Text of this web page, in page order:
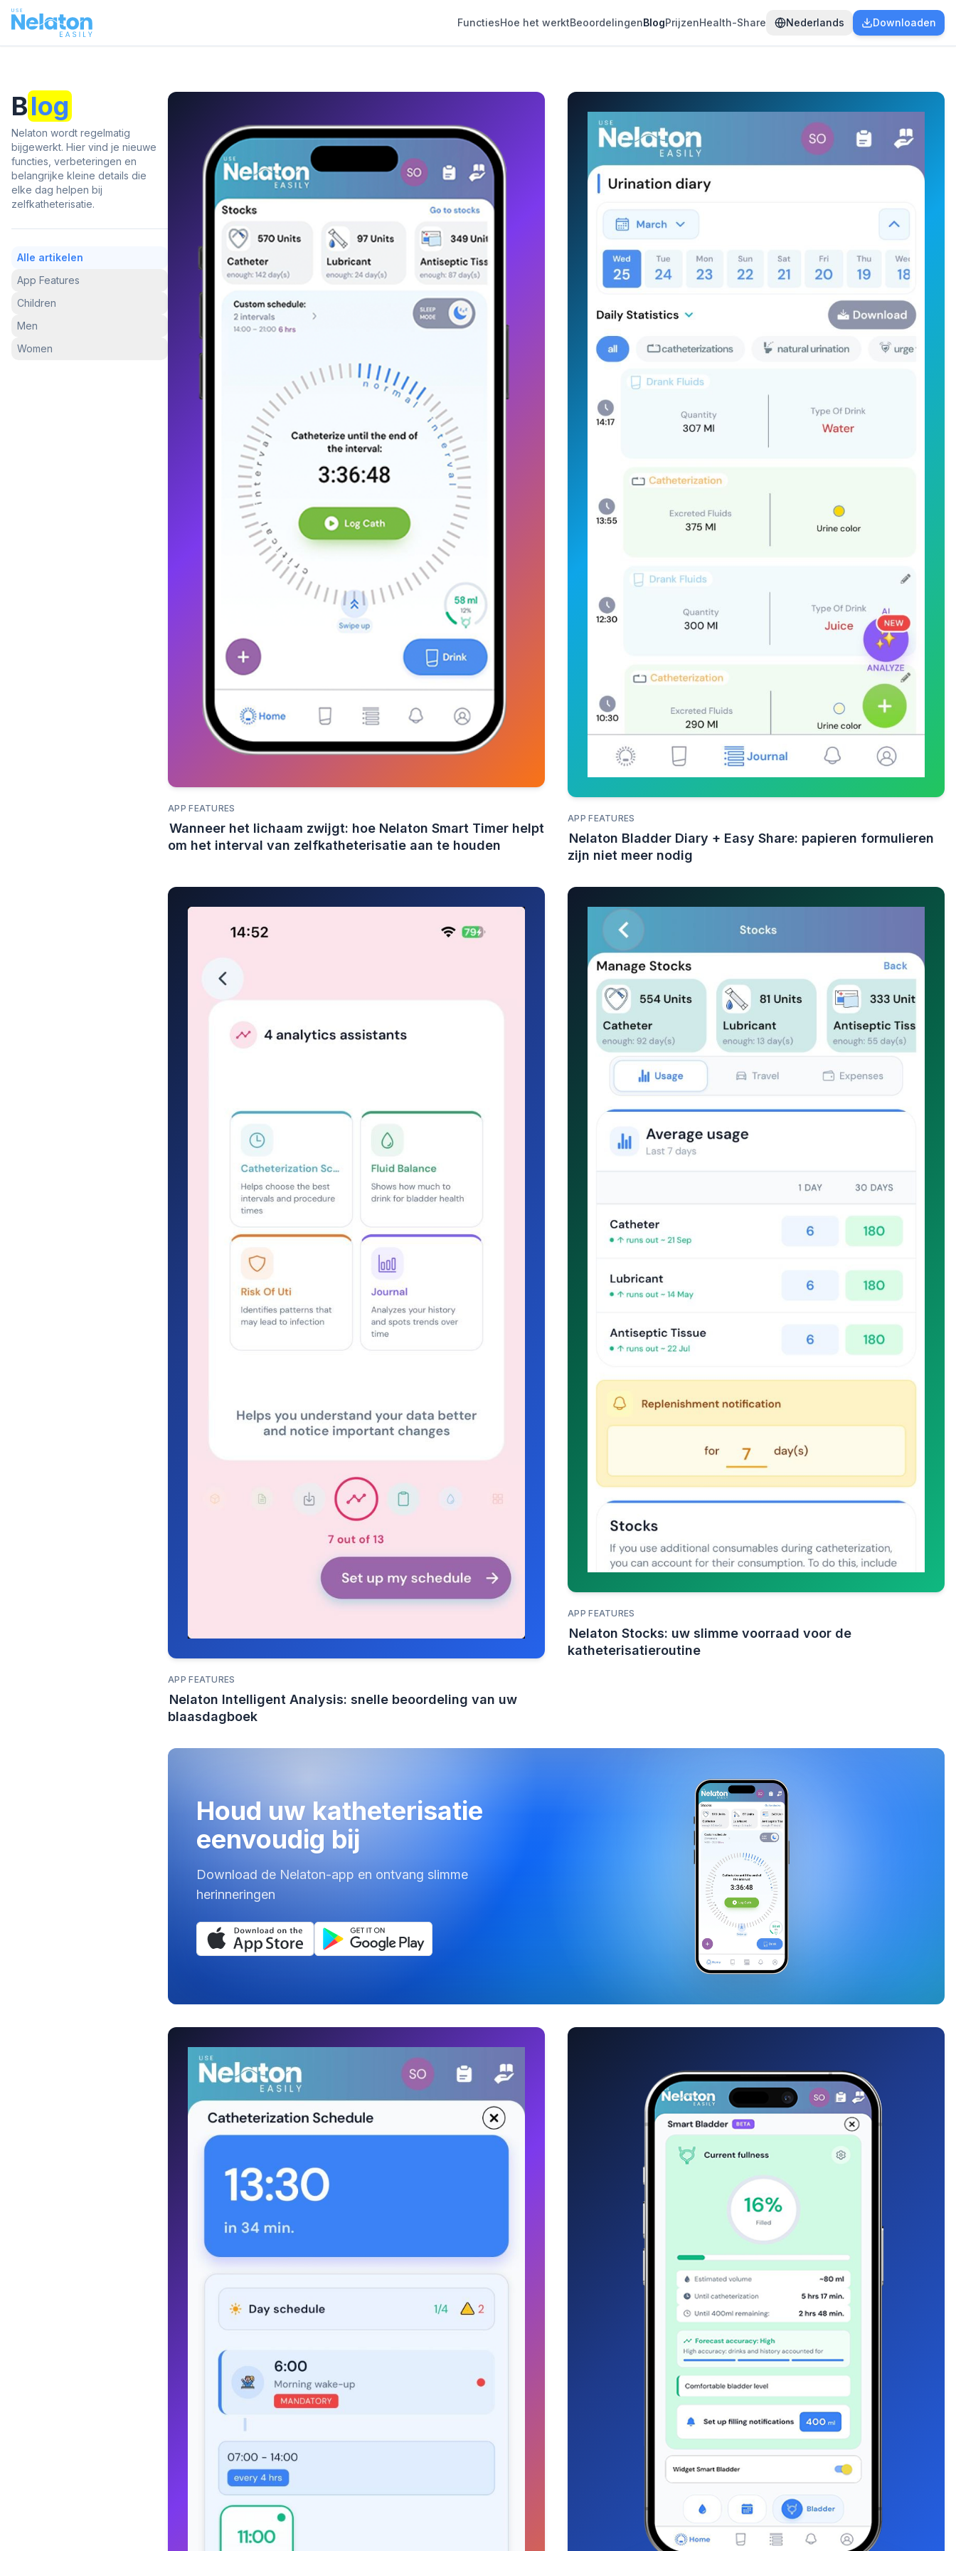
FunctiesHoe het werktBeoordelingenBlogPrijzenHealth-Share Nederlands Downloaden
Blog
Nelaton wordt regelmatig
bijgewerkt. Hier vind je nieuwe
functies, verbeteringen en
belangrijke kleine details die
elke dag helpen bij
zelfkatheterisatie.
Alle artikelen
App Features
Children
Men
Women
APP FEATURES
Wanneer het lichaam zwijgt: hoe Nelaton Smart Timer helpt
om het interval van zelfkatheterisatie aan te houden
APP FEATURES
Nelaton Bladder Diary + Easy Share: papieren formulieren
zijn niet meer nodig
APP FEATURES
Nelaton Intelligent Analysis: snelle beoordeling van uw
blaasdagboek
APP FEATURES
Nelaton Stocks: uw slimme voorraad voor de
katheterisatieroutine
Houd uw katheterisatie
eenvoudig bij
Download de Nelaton-app en ontvang slimme
herinneringen